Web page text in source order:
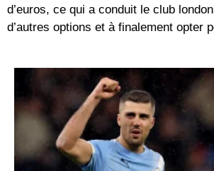
d’euros, ce qui a conduit le club
d’autres options et à finalement opter